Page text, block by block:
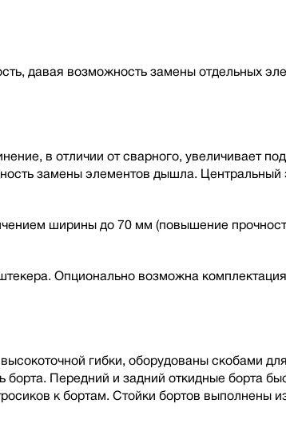
давая возможность замены отдельных
в отличии от сварного, увеличивает
замены элементов дышла.
ширины до 70 мм (повышение
Опционально возможна
гибки, оборудованы скобами
борта. Передний и задний откидные борта
к бортам. Стойки бортов выполнены